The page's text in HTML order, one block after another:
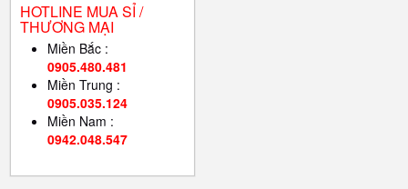
HOTLINE MUA SỈ /
THƯƠNG MẠI
Miền Bắc :
0905.480.481
Miền Trung :
0905.035.124
Miền Nam :
0942.048.547